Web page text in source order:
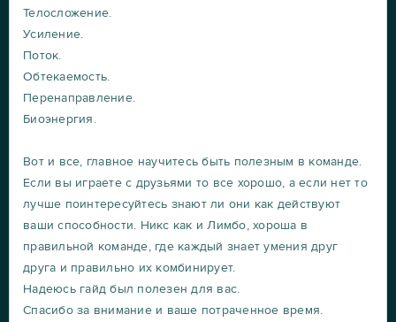
Телосложение.
Усиление.
Поток.
Обтекаемость.
Перенаправление.
Биоэнергия.
Вот и все, главное научитесь быть полезным в команде.
Если вы играете с друзьями то все хорошо, а если нет то
лучше поинтересуйтесь знают ли они как действуют
ваши способности. Никс как и Лимбо, хороша в
правильной команде, где каждый знает умения друг
друга и правильно их комбинирует.
Надеюсь гайд был полезен для вас.
Спасибо за внимание и ваше потраченное время.